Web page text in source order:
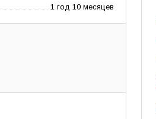
1 год 10 месяцев